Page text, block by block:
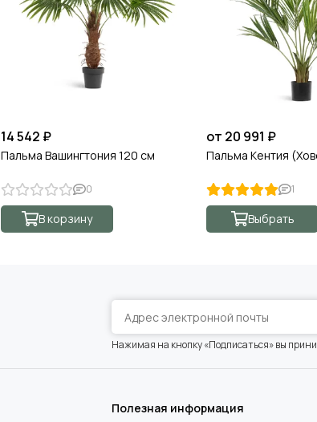
14 542 ₽
Пальма Вашингтония 120 см
0
В корзину
от 20 991 ₽
Пальма Кентия
1
Выбрать
Нажимая на кнопку «Подписаться» вы
Полезная информация